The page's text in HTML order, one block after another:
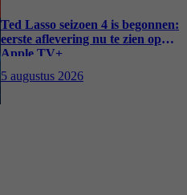
Ted Lasso seizoen 4 is begonnen:
eerste aflevering nu te zien op
Apple TV+
5 augustus 2026